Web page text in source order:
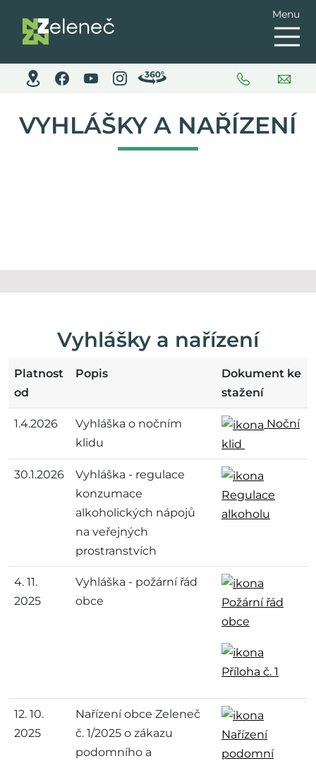
Menu
VYHLÁŠKY A NAŘÍZENÍ
Vyhlášky a nařízení
Platnost
od
Popis
Dokument ke
stažení
1.4.2026
Vyhláška o nočním
klidu
Noční
klid
30.1.2026
Vyhláška - regulace
konzumace
alkoholických nápojů
na veřejných
prostranstvích
Regulace
alkoholu
4. 11.
2025
Vyhláška - požární řád
obce
Požární řád
obce
Příloha č. 1
12. 10.
2025
Nařízení obce Zeleneč
č. 1/2025 o zákazu
podomního a
Nařízení
podomní